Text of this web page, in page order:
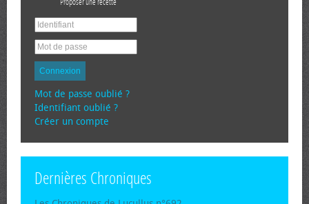
Proposer une recette
Connexion
Mot de passe oublié ?
Identifiant oublié ?
Créer un compte
Dernières Chroniques